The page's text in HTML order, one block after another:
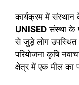
कार्यक्रम में संस्थान
UNISED संस्था के
से जुड़े लोग उपस्थित
परियोजना कृषि
क्षेत्र में एक मील का